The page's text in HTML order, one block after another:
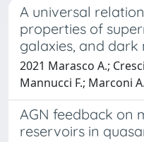
A universal
properties of
galaxies, and
2021 Marasco A.;
Mannucci F.; Marconi
AGN feedback on
reservoirs in